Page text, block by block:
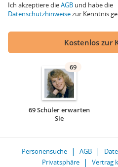
Ich akzeptiere dieAGB und habe die
Datenschutzhinweisezur Kenntnis
Kostenlos zur
69
69 Schüler erwarten
Sie
Personensuche AGB
Privatsphäre
Vertrag